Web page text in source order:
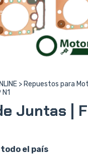
> Repuestos para
Juntas |
el país